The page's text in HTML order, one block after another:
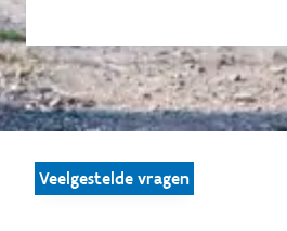
Veelgestelde vragen